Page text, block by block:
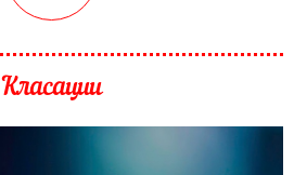
Класации